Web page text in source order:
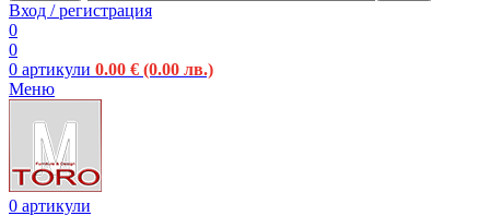
Вход / регистрация
0
0
0 артикули 0.00 € (0.00 лв.)
Меню
0 артикули